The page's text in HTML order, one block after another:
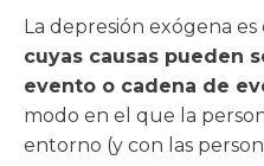
La depresión exógena
cuyas causas pueden
evento o cadena de
modo en el que la
entorno (y con las